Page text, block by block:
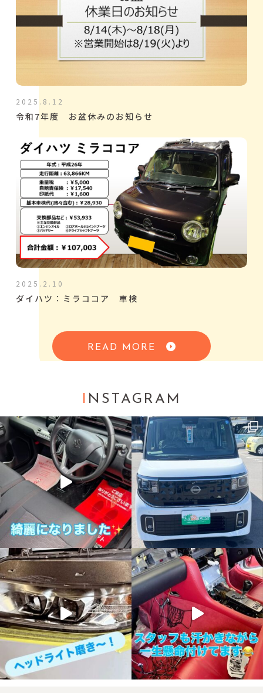
2025.8.12
令和7年度 お盆休みのお知らせ
2025.2.10
ダイハツ：ミラココア 車検
READ MORE
I NSTAGRAM